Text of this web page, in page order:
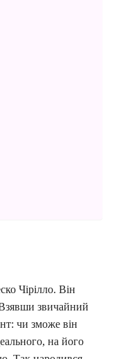
Чірілло. Він
Взявши звичайний
чи зможе він
на його